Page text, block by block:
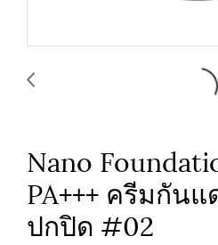
Nano
PA+++ ครีมกัน
ปกปิด #02